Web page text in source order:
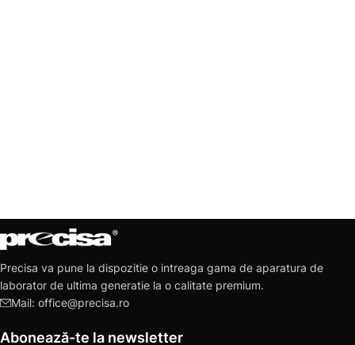
Precisa va pune la dispozitie o intreaga gama de aparatura de
laborator de ultima generatie la o calitate premium.
Mail: office@precisa.ro
Abonează-te la newsletter